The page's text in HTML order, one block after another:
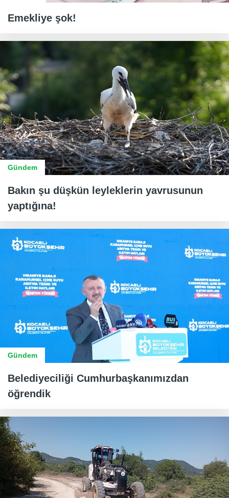
Emekliye şok!
Gündem
Bakın şu düşkün leyleklerin yavrusunun
yaptığına!
Gündem
Belediyeciliği Cumhurbaşkanımızdan
öğrendik